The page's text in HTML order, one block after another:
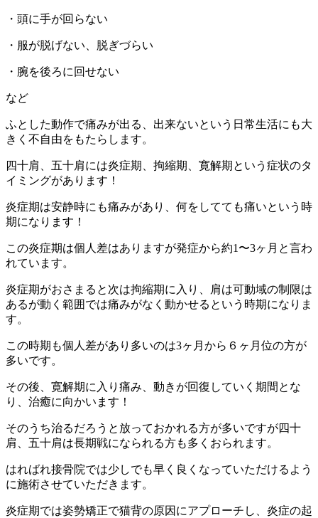
・頭に手が回らない
・服が脱げない、脱ぎづらい
・腕を後ろに回せない
など
ふとした動作で痛みが出る、 出来ないという日常生活にも大
きく不自由をもたらします。
四十肩、五十肩には炎症期、拘縮期、 寛解期という症状のタ
イミングがあります！
炎症期は安静時にも痛みがあり、 何をしてても痛いという時
期になります！
この炎症期は個人差はありますが発症から約1〜3ヶ月と言わ
れています。
炎症期がおさまると次は拘縮期に入り、
肩は可動域の制限は
あるが動く範囲では痛みがなく動かせるという 時期になりま
す。
この時期も個人差があり多いのは3ヶ月から６ヶ月位の方が
多いです。
その後、寛解期に入り痛み、動きが回復していく期間とな
り、 治癒に向かいます！
そのうち治るだろうと放っておかれる方が多いですが四十
肩、 五十肩は長期戦になられる方も多くおられます。
はればれ接骨院では少しでも早く良くなっていただけるよう
に施術させていただきます。
炎症期では姿勢矯正で猫背の原因にアプローチし、 炎症の起